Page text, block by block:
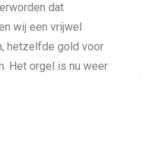
dat
wij een vrijwel
hetzelfde gold voor
Het orgel is nu weer